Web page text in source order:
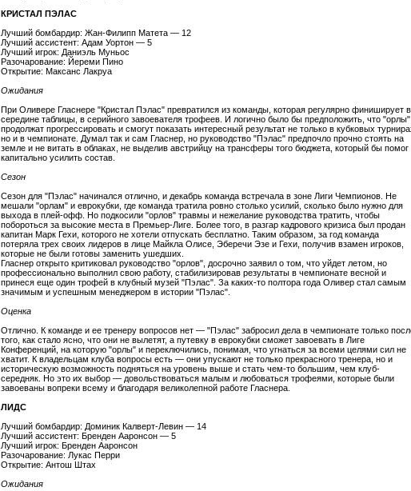
КРИСТАЛ ПЭЛАС
Лучший бомбардир: Жан-Филипп Матета — 12
Лучший ассистент: Адам Уортон — 5
Лучший игрок: Даниэль Муньос
Разочарование: Йереми Пино
Открытие: Максанс Лакруа
Ожидания
При Оливере Гласнере "Кристал Пэлас" превратился из команды, которая регулярно финиширует в
середине таблицы, в серийного завоевателя трофеев. И логично было бы предположить, что "орлы"
продолжат прогрессировать и смогут показать интересный результат не только в кубковых
но и в чемпионате. Думал так и сам Гласнер, но руководство "Пэлас" предпочло прочно стоять на
земле и не витать в облаках, не выделив австрийцу на трансферы того бюджета, который бы помог
капитально усилить состав.
Сезон
Сезон для "Пэлас" начинался отлично, и декабрь команда встречала в зоне Лиги Чемпионов. Не
мешали "орлам" и еврокубки, где команда тратила ровно столько усилий, сколько было нужно для
выхода в плей-офф. Но подкосили "орлов" травмы и нежелание руководства тратить, чтобы
побороться за высокие места в Премьер-Лиге. Более того, в разгар кадрового кризиса был продан
капитан Марк Гехи, которого не хотели отпускать бесплатно. Таким образом, за год команда
потеряла трех своих лидеров в лице Майкла Олисе, Эберечи Эзе и Гехи, получив взамен игроков,
которые не были готовы заменить ушедших.
Гласнер открыто критиковал руководство "орлов", досрочно заявил о том, что уйдет летом, но
профессионально выполнил свою работу, стабилизировав результаты в чемпионате весной и
принеся еще один трофей в клубный музей "Пэлас". За каких-то полтора года Оливер стал самым
значимым и успешным менеджером в истории "Пэлас".
Оценка
Отлично. К команде и ее тренеру вопросов нет — "Пэлас" забросил дела в чемпионате только
того, как стало ясно, что они не вылетят, а путевку в еврокубки сможет завоевать в Лиге
Конференций, на которую "орлы" и переключились, понимая, что угнаться за всеми целями сил не
хватит. К владельцам клуба вопросы есть — они упускают не только прекрасного тренера, но и
историческую возможность подняться на уровень выше и стать чем-то большим, чем клуб-
середняк. Но это их выбор — довольствоваться малым и любоваться трофеями, которые были
завоеваны вопреки всему и благодаря великолепной работе Гласнера.
ЛИДС
Лучший бомбардир: Доминик Калверт-Левин — 14
Лучший ассистент: Бренден Ааронсон — 5
Лучший игрок: Бренден Ааронсон
Разочарование: Лукас Перри
Открытие: Антош Штах
Ожидания